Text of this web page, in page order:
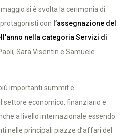
si è svolta la cerimonia di
con l’assegnazione del
nella categoria Servizi di
Sara Visentin e Samuele
importanti summit e
settore economico, finanziario e
a livello internazionale essendo
nelle principali piazze d’affari del